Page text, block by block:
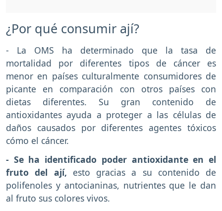
¿Por qué consumir ají?
- La OMS ha determinado que la tasa de
mortalidad por diferentes tipos de cáncer es
menor en países culturalmente consumidores de
picante en comparación con otros países con
dietas diferentes. Su gran contenido de
antioxidantes ayuda a proteger a las células de
daños causados por diferentes agentes tóxicos
cómo el cáncer.
- Se ha identificado poder antioxidante en el
fruto del ají, esto gracias a su contenido de
polifenoles y antocianinas, nutrientes que le dan
al fruto sus colores vivos.